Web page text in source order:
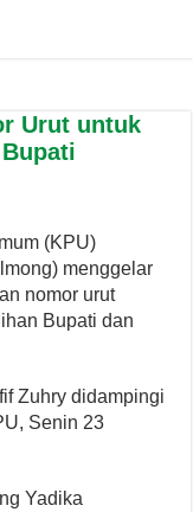
Urut untuk
(KPU)
menggelar
nomor urut
Bupati dan
Zuhry didampingi
Senin 23
Yadika